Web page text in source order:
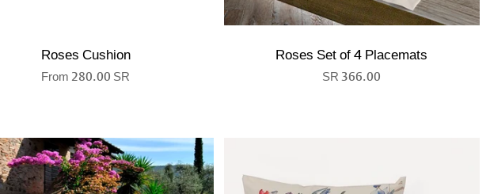
Roses Set of 4 Placemats
366.00 SR
Roses Cushion
From 280.00 SR